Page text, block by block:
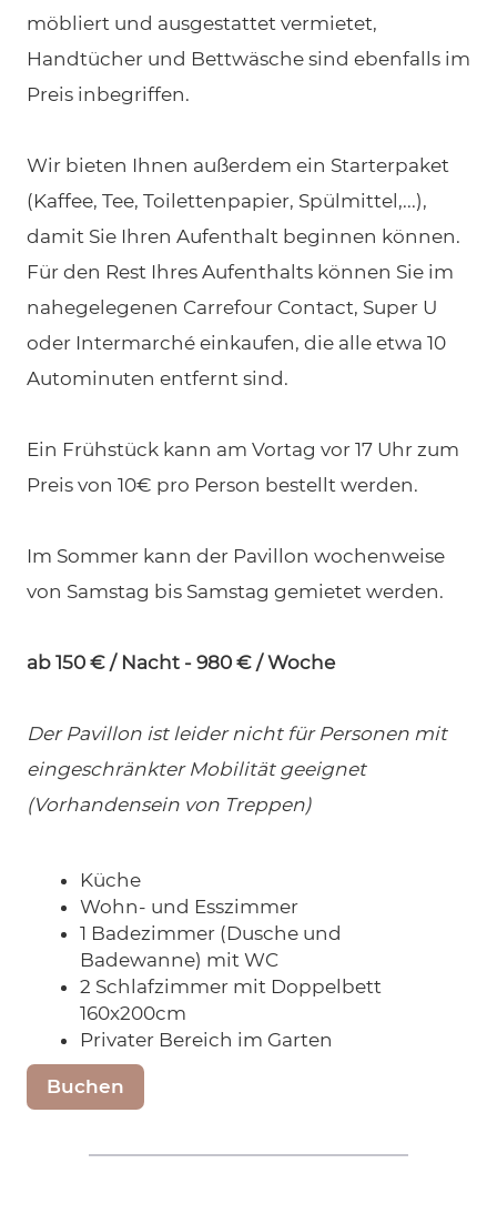
möbliert und ausgestattet vermietet,
Handtücher und Bettwäsche sind ebenfalls im
Preis inbegriffen.
Wir bieten Ihnen außerdem ein Starterpaket
(Kaffee, Tee, Toilettenpapier, Spülmittel,...),
damit Sie Ihren Aufenthalt beginnen können.
Für den Rest Ihres Aufenthalts können Sie im
nahegelegenen Carrefour Contact, Super U
oder Intermarché einkaufen, die alle etwa 10
Autominuten entfernt sind.
Ein Frühstück kann am Vortag vor 17 Uhr zum
Preis von 10€ pro Person bestellt werden.
Im Sommer kann der Pavillon wochenweise
von Samstag bis Samstag gemietet werden.
ab 150 € / Nacht - 980 € / Woche
Der Pavillon ist leider nicht für Personen mit
eingeschränkter Mobilität geeignet
(Vorhandensein von Treppen)
Küche
Wohn- und Esszimmer
1 Badezimmer (Dusche und
Badewanne) mit WC
2 Schlafzimmer mit Doppelbett
160x200cm
Privater Bereich im Garten
Buchen